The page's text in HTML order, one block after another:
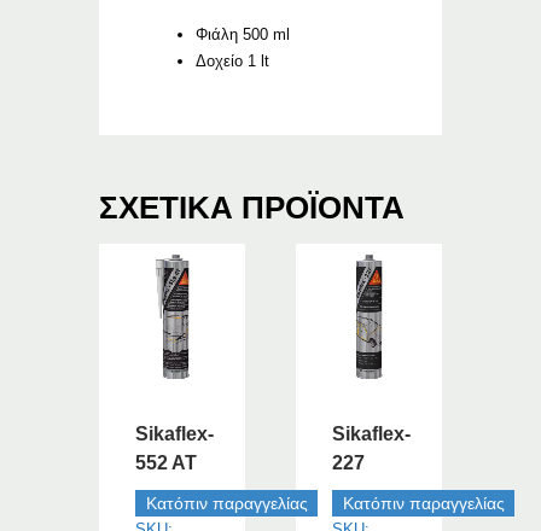
Φιάλη 500 ml
Δοχείο 1 lt
ΣΧΕΤΙΚΆ ΠΡΟΪΌΝΤΑ
Sikaflex-
552 AT
Κατόπιν παραγγελίας
Sikaflex-
227
Κατόπιν παραγγελίας